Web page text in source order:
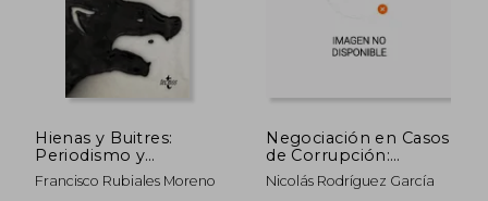
Hienas y Buitres:
Periodismo y
Relaciones
Pervertidas con el
Francisco Rubiales Moreno
Negociación en Casos
de Corrupción:
Fundamentos
Teóricos y Prácticos
Nicolás Rodríguez García